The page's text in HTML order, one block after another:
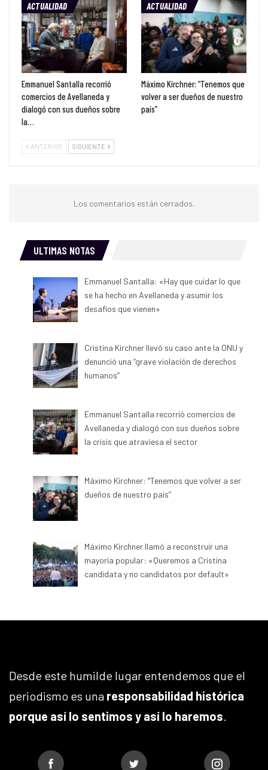
ACTUALIDAD
Emmanuel Santalla recorrió
comercios de Avellaneda y
dialogó con sus dueños sobre
la…
ACTUALIDAD
Máximo Kirchner: “Tenemos que
volver a ser dueños de nuestro
país”
ANTERIOR SIGUIENTE
Los comentarios están cerrados.
ULTIMAS NOTAS
Emmanuel Santalla: «Hay que cuidar lo que
se ha hecho en Avellaneda y asumir los
desafíos que vienen»
Cristina Kirchner llevó su caso ante la ONU y
denunció una “grave violación de derechos
humanos”
Emmanuel Santalla recorrió comercios de
Avellaneda y dialogó con sus dueños sobre
la crisis que atraviesa el sector
Máximo Kirchner: “Tenemos que volver a ser
dueños de nuestro país”
Máximo Kirchner llamó a reconstruir una
mayoría popular: «Queremos a Cristina
candidata y no candidatos por default»
Desde este humilde lugar entendemos que el
periodismo es una responsabilidad histórica
porque así lo sentimos y así lo haremos.